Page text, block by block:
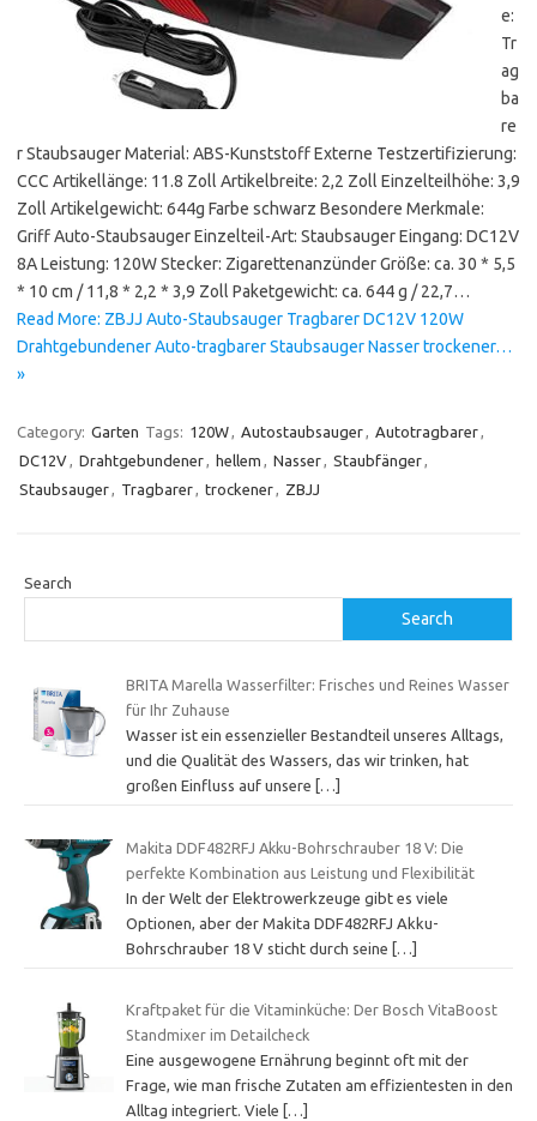
e:
Tr
ag
ba
re
r Staubsauger Material: ABS-Kunststoff Externe Testzertifizierung:
CCC Artikellänge: 11.8 Zoll Artikelbreite: 2,2 Zoll Einzelteilhöhe: 3,9
Zoll Artikelgewicht: 644g Farbe schwarz Besondere Merkmale:
Griff Auto-Staubsauger Einzelteil-Art: Staubsauger Eingang: DC12V
8A Leistung: 120W Stecker: Zigarettenanzünder Größe: ca. 30 * 5,5
* 10 cm / 11,8 * 2,2 * 3,9 Zoll Paketgewicht: ca. 644 g / 22,7…
Read More: ZBJJ Auto-Staubsauger Tragbarer DC12V 120W
Drahtgebundener Auto-tragbarer Staubsauger Nasser trockener…
»
Category: Garten Tags: 120W, Autostaubsauger, Autotragbarer,
DC12V, Drahtgebundener, hellem , Nasser, Staubfänger,
Staubsauger, Tragbarer, trockener, ZBJJ
Search
Search
BRITA Marella Wasserfilter: Frisches und Reines Wasser
für Ihr Zuhause
Wasser ist ein essenzieller Bestandteil unseres Alltags,
und die Qualität des Wassers, das wir trinken, hat
großen Einfluss auf unsere
[…]
Makita DDF482RFJ Akku-Bohrschrauber 18 V: Die
perfekte Kombination aus Leistung und Flexibilität
In der Welt der Elektrowerkzeuge gibt es viele
Optionen, aber der Makita DDF482RFJ Akku-
Bohrschrauber 18 V sticht durch seine […]
Kraftpaket für die Vitaminküche: Der Bosch VitaBoost
Standmixer im Detailcheck
Eine ausgewogene Ernährung beginnt oft mit der
Frage, wie man frische Zutaten am effizientesten in den
Alltag integriert. Viele
[…]